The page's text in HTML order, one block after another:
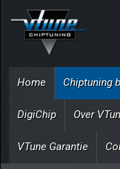
Home Chiptuning
DigiChip Over
VTune Garantie